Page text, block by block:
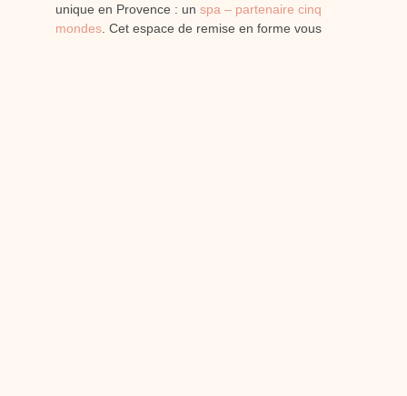
unique en Provence : un spa – partenaire cinq
mondes. Cet espace de remise en forme vous